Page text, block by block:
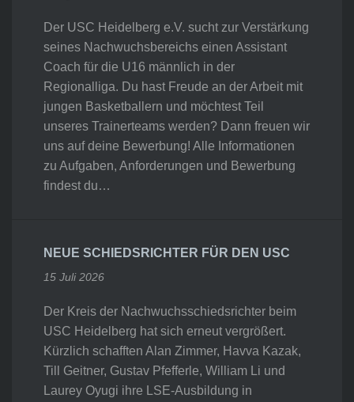
Der USC Heidelberg e.V. sucht zur Verstärkung
seines Nachwuchsbereichs einen Assistant
Coach für die U16 männlich in der
Regionalliga. Du hast Freude an der Arbeit mit
jungen Basketballern und möchtest Teil
unseres Trainerteams werden? Dann freuen wir
uns auf deine Bewerbung! Alle Informationen
zu Aufgaben, Anforderungen und Bewerbung
findest du…
NEUE SCHIEDSRICHTER FÜR DEN USC
15 Juli 2026
Der Kreis der Nachwuchsschiedsrichter beim
USC Heidelberg hat sich erneut vergrößert.
Kürzlich schafften Alan Zimmer, Havva Kazak,
Till Geitner, Gustav Pfefferle, William Li und
Laurey Oyugi ihre LSE-Ausbildung in